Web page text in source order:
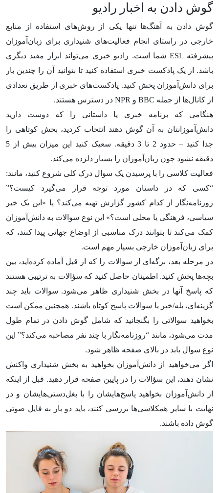
گوش دادن به اخبار رادیو
گوش دادن به آهنگ‌ها تنها یکی از روش‌های استفاده از منابع
خارجی در راستای انجام فعالیت‌های شنیداری برای زبان‌آموزان
پیشرفته ESL شما است. رادیو خبری می‌تواند ابزار مفید دیگری
باشد. از یک پادکست خبری استفاده کنید تا بتوانید آن را چندین بار
برای دانش‌آموزان پخش کنید. پادکست‌های خبری از طریق تعدادی
از کانال‌ها از جمله BBC و NPR در دسترس هستند.
هنگامی که برنامه خبری یا داستانی را که دوست دارید
دانش‌آموزانتان به آن گوش دهند انتخاب کردید، بخش کوتاهی را
جدا کنید – حدود 2 تا 3 دقیقه. سعیک کنید این میزان بیش از 5
دقیقه نشود چون زبان‌آموزان را بسیار دلزده می‌کند.
فعالیت کلاسی را با پرسیدن یک سوال درک کلی شروع کنید، مانند:
“کسی که در داستان مورد توجه قرار می‌گیرد کیست؟”
روزنامه‌نگار از کدام کشور گزارش تهیه می‌کند؟ یا «این یک خبر
سیاسی، فرهنگی یا محلی است؟» این نوع سوالات به دانش‌آموزان
کمک می‌کند تا بتوانند درک مناسبی از اوضاع جهانی پیدا کنند، که
برای زبان‌آموزان خارجی بسیار مهم است.
در مرحله بعد، برگه‌ای از سؤالات را که از قبل آماده کرده‌اید، بین
بچه‌ها پخش کنید. اطمینان حاصل کنید که سؤالات به ترتیبی هستند
که پاسخ آنها در بخش شنیداری ظاهر می‌شود. سوالات باید چند
گزینه‌ای، بله/خیر یا سوالات پاسخ کوتاه باشند. همچنین ممکن است
بخواهید سوالاتی را بگنجانید که شامل گوش دادن در تمام طول
مدت می‌شود، مانند “روزنامه‌نگار با چند نفر مصاحبه می‌کند؟” این
نوع سوال باید در بالای صفحه ظاهر شود.
اگر می‌خواهید از دانش‌آموزان بخواهید به بخش شنیداری واکنش
نشان دهند، این سؤالات را در پایین صفحه قرار دهید. قبل از اینکه
از دانش‌آموزان بخواهید پاسخ‌هایشان را با بغل‌دستی‌هایشان و در
نهایت با سایر همکلاسی‌ها بررسی کنند، باید دو بار به فایل صوتی
گوش داده باشند.